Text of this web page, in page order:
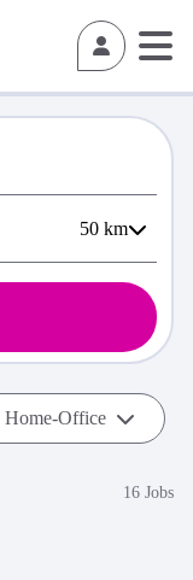
50 km
Home-Office
16 Jobs